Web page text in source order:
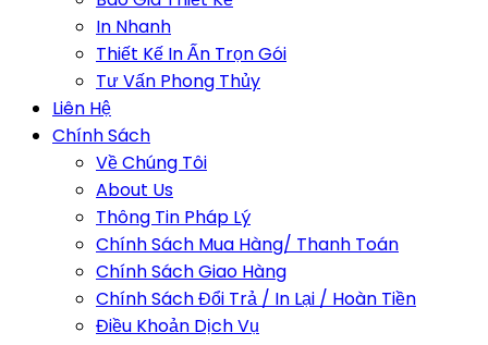
In Nhanh
Thiết Kế In Ấn Trọn Gói
Tư Vấn Phong Thủy
Liên Hệ
Chính Sách
Về Chúng Tôi
About Us
Thông Tin Pháp Lý
Chính Sách Mua Hàng/ Thanh Toán
Chính Sách Giao Hàng
Chính Sách Đổi Trả / In Lại / Hoàn Tiền
Điều Khoản Dịch Vụ